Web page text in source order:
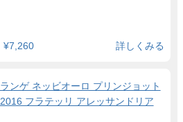
¥7,260 詳しくみる
ランゲ ネッビオーロ プリンジョット
2016 フラテッリ アレッサンドリア